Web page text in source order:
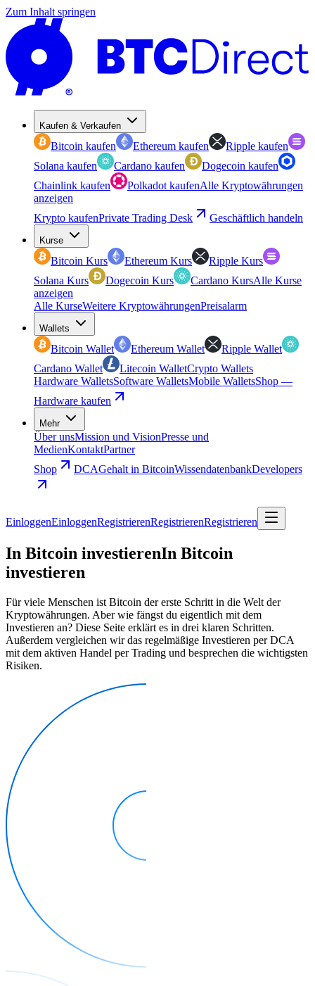
Zum Inhalt springen
Kaufen & Verkaufen
Bitcoin kaufen Ethereum kaufen
Ripple kaufen
Solana kaufen
Cardano kaufen
Dogecoin kaufen
Chainlink kaufen
Polkadot kaufenAlle Kryptowährungen
anzeigen
Krypto kaufenPrivate Trading Desk Geschäftlich handeln
Kurse
Bitcoin Kurs Ethereum Kurs
Ripple Kurs
Solana Kurs
Dogecoin Kurs Cardano KursAlle Kurse
anzeigen
Alle KurseWeitere KryptowährungenPreisalarm
Wallets
Bitcoin Wallet Ethereum Wallet
Ripple Wallet
Cardano Wallet
Litecoin WalletCrypto Wallets
Hardware WalletsSoftware WalletsMobile WalletsShop —
Hardware kaufen
Mehr
Über unsMission und VisionPresse und
MedienKontaktPartner
Shop
DCAGehalt in BitcoinWissendatenbankDevelopers
EinloggenEinloggenRegistrierenRegistrierenRegistrieren
In Bitcoin investierenIn Bitcoin
investieren
Für viele Menschen ist Bitcoin der erste Schritt in die Welt der
Kryptowährungen. Aber wie fängst du eigentlich mit dem
Investieren an? Diese Seite erklärt es in drei klaren Schritten.
Außerdem vergleichen wir das regelmäßige Investieren per DCA
mit dem aktiven Handel per Trading und besprechen die wichtigsten
Risiken.